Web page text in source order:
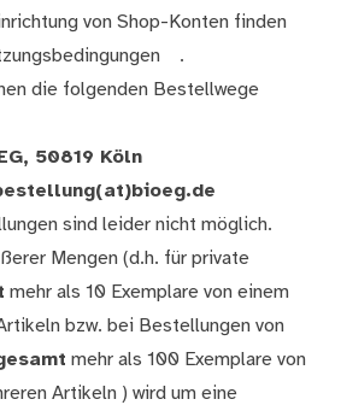
von Shop-Konten finden
.
die folgenden Bestellwege
50819 Köln
sind leider nicht möglich.
Mengen (d.h. für private
mehr als 10 Exemplare von einem
bzw. bei Bestellungen von
mehr als 100 Exemplare von
Artikeln ) wird um eine